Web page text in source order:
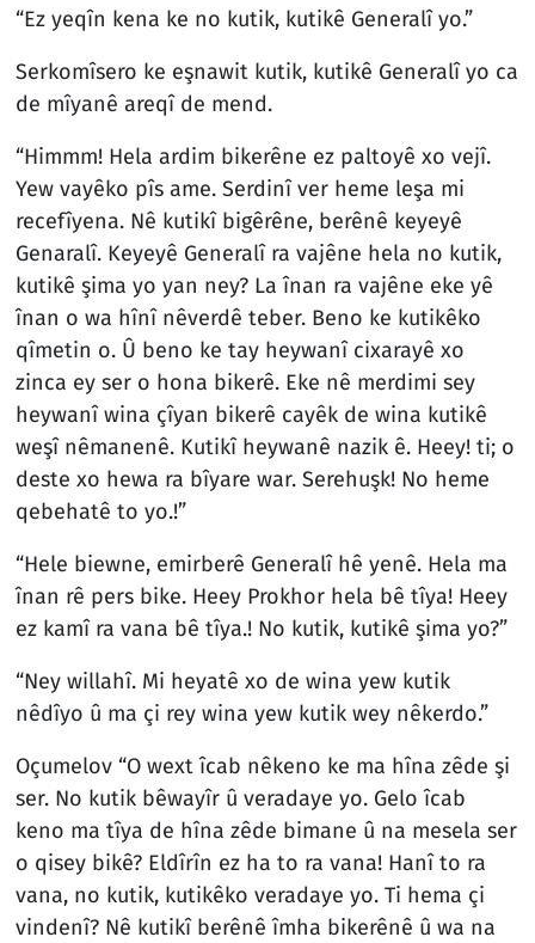
“Ez yeqîn kena ke no kutik, kutikê Generalî yo.”
Serkomîsero ke eşnawit kutik, kutikê Generalî yo ca
de mîyanê areqî de mend.
“Himmm! Hela ardim bikerêne ez paltoyê xo vejî.
Yew vayêko pîs ame. Serdinî ver heme leşa mi
recefîyena. Nê kutikî bigêrêne, berênê keyeyê
Genaralî. Keyeyê Generalî ra vajêne hela no kutik,
kutikê şima yo yan ney? La înan ra vajêne eke yê
înan o wa hînî nêverdê teber. Beno ke kutikêko
qîmetin o. Û beno ke tay heywanî cixarayê xo
zinca ey ser o hona bikerê. Eke nê merdimi sey
heywanî wina çîyan bikerê cayêk de wina kutikê
weşî nêmanenê. Kutikî heywanê nazik ê. Heey! ti; o
deste xo hewa ra bîyare war. Serehuşk! No heme
qebehatê to yo.!”
“Hele biewne, emirberê Generalî hê yenê. Hela ma
înan rê pers bike. Heey Prokhor hela bê tîya! Heey
ez kamî ra vana bê tîya.! No kutik, kutikê şima yo?”
“Ney willahî. Mi heyatê xo de wina yew kutik
nêdîyo û ma çi rey wina yew kutik wey nêkerdo.”
Oçumelov “O wext îcab nêkeno ke ma hîna zêde şi
ser. No kutik bêwayîr û veradaye yo. Gelo îcab
keno ma tîya de hîna zêde bimane û na mesela ser
o qisey bikê? Eldîrîn ez ha to ra vana! Hanî to ra
vana, no kutik, kutikêko veradaye yo. Ti hema çi
vindenî? Nê kutikî berênê îmha bikerênê û wa na